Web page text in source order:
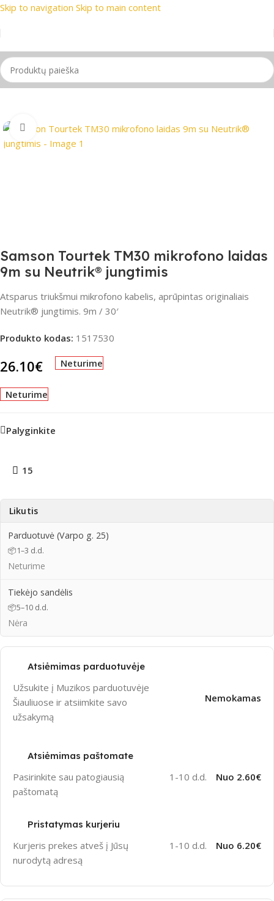
Skip to navigation Skip to main content
📦 Nemokamas
Pradžia/PRO Audio/Audio laidai
Spustelėkite, jei norite padidinti
Samson Tourtek TM30 mikrofono laidas
9m su Neutrik® jungtimis
Atsparus triukšmui mikrofono kabelis, aprūpintas originaliais
Neutrik® jungtimis. 9m / 30′
Produkto kodas: 1517530
26.10€ Neturime
Neturime
Palyginkite
15
Likutis
Parduotuvė (Varpo g. 25)
📦1–3 d.d.
Neturime
Tiekėjo sandėlis
📦5–10 d.d.
Nėra
Atsiėmimas parduotuvėje
Užsukite į Muzikos parduotuvėje
Šiauliuose ir atsiimkite savo
užsakymą
Nemokamas
Atsiėmimas paštomate
Pasirinkite sau patogiausią
paštomatą
1-10 d.d. Nuo 2.60€
Pristatymas kurjeriu
Kurjeris prekes atveš į Jūsų
nurodytą adresą
1-10 d.d. Nuo 6.20€